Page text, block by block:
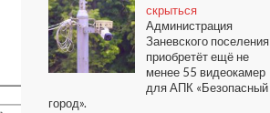
скрыться
Администрация
Заневского поселения
приобретёт ещё не
менее 55 видеокамер
для АПК «Безопасный
город».